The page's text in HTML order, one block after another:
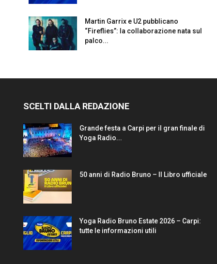
Martin Garrix e U2 pubblicano
“Fireflies”: la collaborazione nata sul
palco...
SCELTI DALLA REDAZIONE
Grande festa a Carpi per il gran finale di
Yoga Radio...
50 anni di Radio Bruno – Il Libro ufficiale
Yoga Radio Bruno Estate 2026 – Carpi:
tutte le informazioni utili